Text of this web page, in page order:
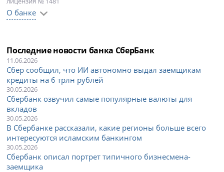
О банке
Последние новости банка СберБанк
11.06.2026
Сбер сообщил, что ИИ автономно выдал заемщикам
кредиты на 6 трлн рублей
30.05.2026
Сбербанк озвучил самые популярные валюты для
вкладов
30.05.2026
В Сбербанке рассказали, какие регионы больше всего
интересуются исламским банкингом
30.05.2026
Сбербанк описал портрет типичного бизнесмена-
заемщика